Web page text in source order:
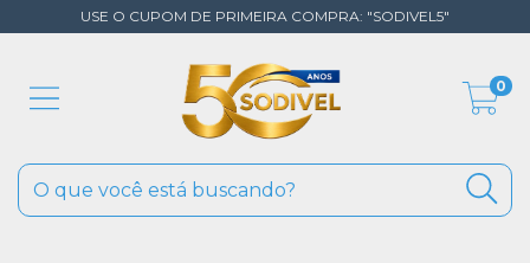
USE O CUPOM DE PRIMEIRA COMPRA: "SODIVEL5"
0